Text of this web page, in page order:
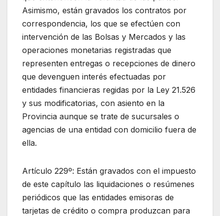
Asimismo, están gravados los contratos por
correspondencia, los que se efectúen con
intervención de las Bolsas y Mercados y las
operaciones monetarias registradas que
representen entregas o recepciones de dinero
que devenguen interés efectuadas por
entidades financieras regidas por la Ley 21.526
y sus modificatorias, con asiento en la
Provincia aunque se trate de sucursales o
agencias de una entidad con domicilio fuera de
ella.
Artículo 229º: Están gravados con el impuesto
de este capítulo las liquidaciones o resúmenes
periódicos que las entidades emisoras de
tarjetas de crédito o compra produzcan para